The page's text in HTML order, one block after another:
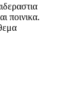
ποινικα.